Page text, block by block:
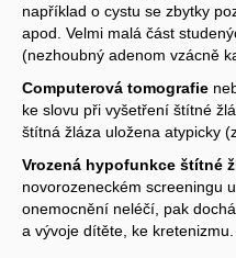
například o cystu se zbytky
apod. Velmi malá část
(nezhoubný adenom vzácně
Computerová tomografie
ke slovu při vyšetření štítné
štítná žláza uložena atypicky
Vrozená hypofunkce štítné
novorozeneckém screeningu
onemocnění neléčí, pak
a vývoje dítěte, ke kretenizmu.